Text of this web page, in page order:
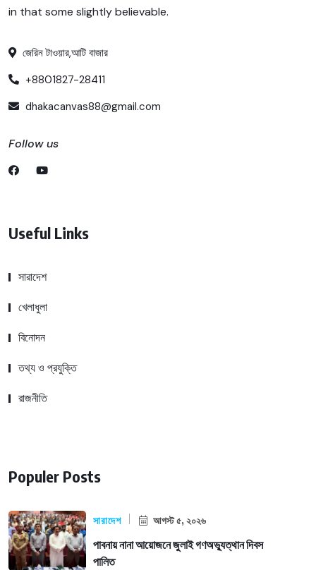
in that some slightly believable.
জেরিন টাওয়ার,আটি বাজার
+8801827-28411
dhakacanvas88@gmail.com
Follow us
Useful Links
সারাদেশ
খেলাধুলা
বিনোদন
তথ্য ও প্রযুক্তি
রাজনীতি
Populer Posts
সারাদেশ আগস্ট ৫, ২০২৬
পাবনায় নানা আয়োজনে জুলাই গণঅভ্যুত্থান দিবস
পালিত